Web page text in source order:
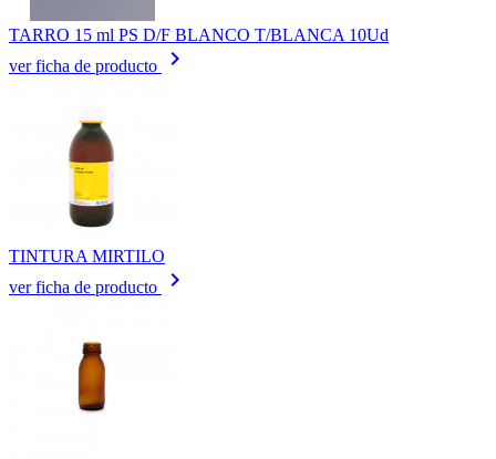
TARRO 15 ml PS D/F BLANCO T/BLANCA 10Ud
ver ficha de producto
keyboard_arrow_right
TINTURA MIRTILO
ver ficha de producto
keyboard_arrow_right